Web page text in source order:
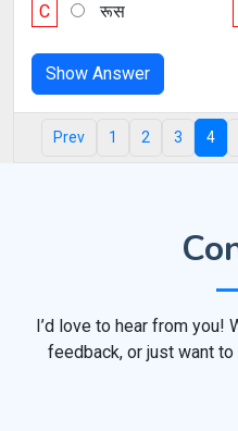
C
रूस
Show Answer
Prev 1 2 3 4
I’d love to hear from you!
feedback, or just want